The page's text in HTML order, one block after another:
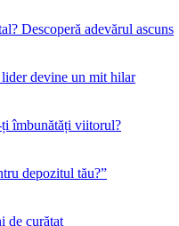
Descoperă adevărul ascuns
devine un mit hilar
îmbunătăți viitorul?
depozitul tău?”
de curățat